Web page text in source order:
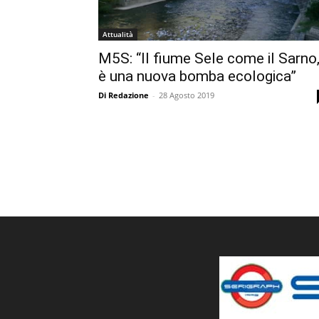
Attualità
M5S: “Il fiume Sele come il Sarno,
è una nuova bomba ecologica”
Di Redazione - 28 Agosto 2019